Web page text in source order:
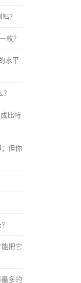
？
枚？
水平
比特
但你
把它
多的